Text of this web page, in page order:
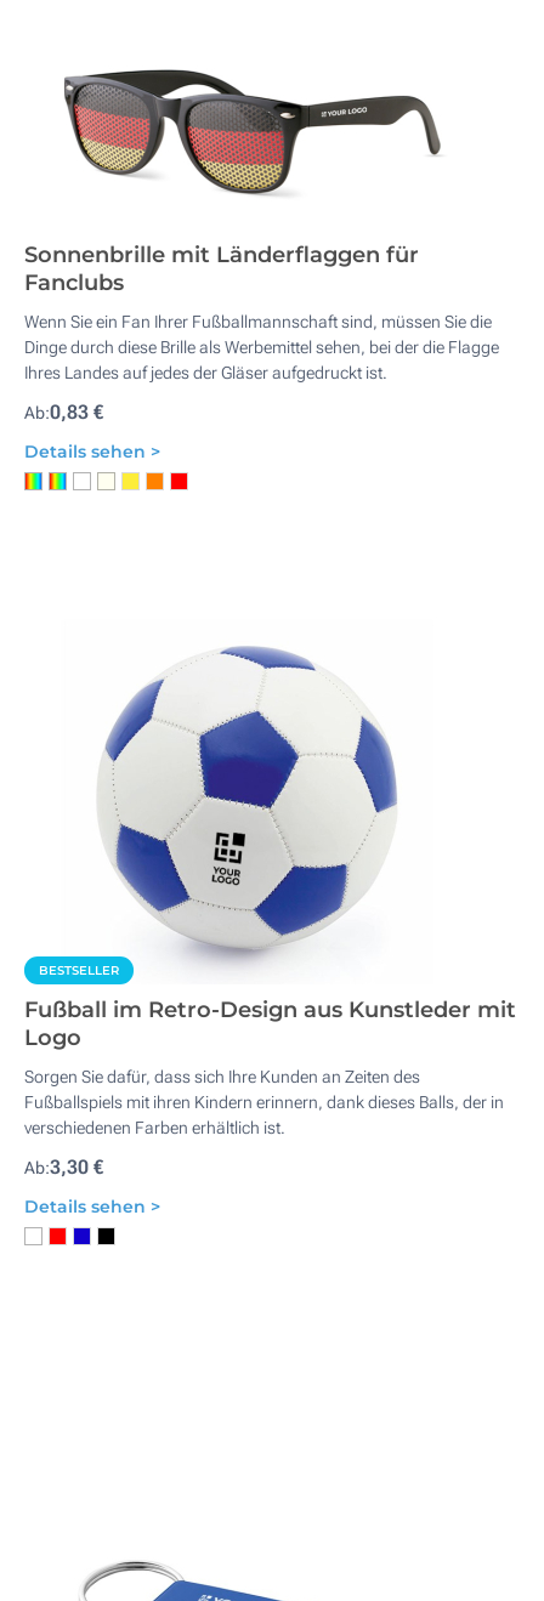
Sonnenbrille mit Länderflaggen für
Fanclubs
Wenn Sie ein Fan Ihrer Fußballmannschaft sind, müssen Sie die
Dinge durch diese Brille als Werbemittel sehen, bei der die Flagge
Ihres Landes auf jedes der Gläser aufgedruckt ist.
Ab:0,83 €
Details sehen >
BESTSELLER
Fußball im Retro-Design aus Kunstleder mit
Logo
Sorgen Sie dafür, dass sich Ihre Kunden an Zeiten des
Fußballspiels mit ihren Kindern erinnern, dank dieses Balls, der in
verschiedenen Farben erhältlich ist.
Ab:3,30 €
Details sehen >